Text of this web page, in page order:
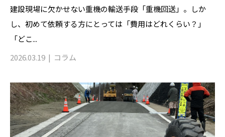
建設現場に欠かせない重機の輸送手段「重機回送」。しか
し、初めて依頼する方にとっては「費用はどれくらい？」
「どこ...
2026.03.19
コラム